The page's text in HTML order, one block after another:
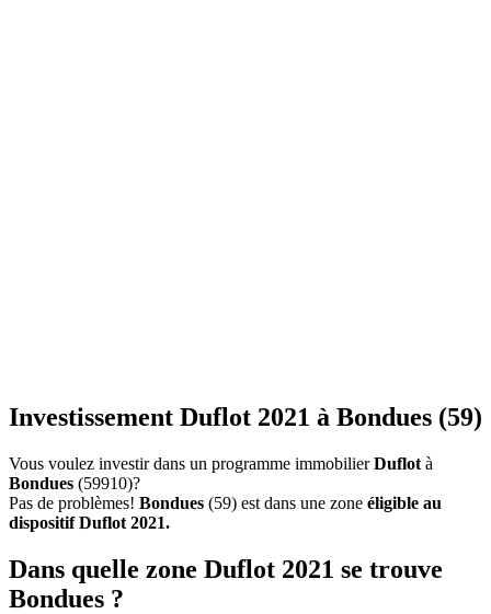
Investissement Duflot 2021 à Bondues (59)
Vous voulez investir dans un programme immobilierDuflot à
Bondues (59910)?
Pas de problèmes! Bondues (59) est dans une zone éligible au
dispositif Duflot 2021.
Dans quelle zone Duflot 2021 se trouve
Bondues ?